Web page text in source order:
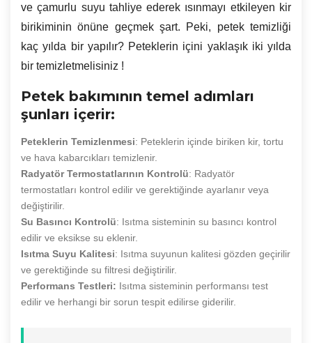
ve çamurlu suyu tahliye ederek ısınmayı etkileyen kir
birikiminin önüne geçmek şart. Peki, petek temizliği
kaç yılda bir yapılır? Peteklerin içini yaklaşık iki yılda
bir temizletmelisiniz !
Petek bakımının temel adımları
şunları içerir:
Peteklerin Temizlenmesi: Peteklerin içinde biriken kir, tortu
ve hava kabarcıkları temizlenir.
Radyatör Termostatlarının Kontrolü: Radyatör
termostatları kontrol edilir ve gerektiğinde ayarlanır veya
değiştirilir.
Su Basıncı Kontrolü: Isıtma sisteminin su basıncı kontrol
edilir ve eksikse su eklenir.
Isıtma Suyu Kalitesi: Isıtma suyunun kalitesi gözden geçirilir
ve gerektiğinde su filtresi değiştirilir.
Performans Testleri: Isıtma sisteminin performansı test
edilir ve herhangi bir sorun tespit edilirse giderilir.